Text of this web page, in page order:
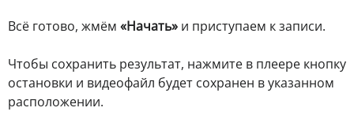
Всё готово, жмём «Начать» и приступаем к записи.
Чтобы сохранить результат, нажмите в плеере кнопку
остановки и видеофайл будет сохранен в указанном
расположении.